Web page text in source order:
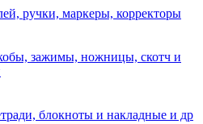
ручки, маркеры, корректоры
зажимы, ножницы, скотч и
блокноты и накладные и др